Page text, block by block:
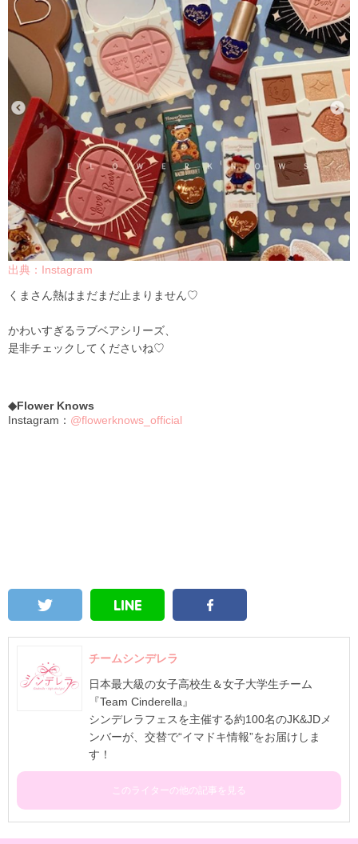
出典：Instagram
くまさん熱はまだまだ止まりません♡
かわいすぎるラブベアシリーズ、
是非チェックしてくださいね♡
◆Flower Knows
Instagram： @flowerknows_official
チームシンデレラ
日本最大級の女子高校生＆女子大学生チーム
『Team Cinderella』
シンデレラフェスを主催する約100名のJK&JDメ
ンバーが、交替で“イマドキ情報”をお届けしま
す！
このライターの他の記事を見る